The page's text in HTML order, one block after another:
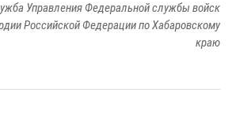
Управления Федеральной службы войск
Российской Федерации по Хабаровскому
краю